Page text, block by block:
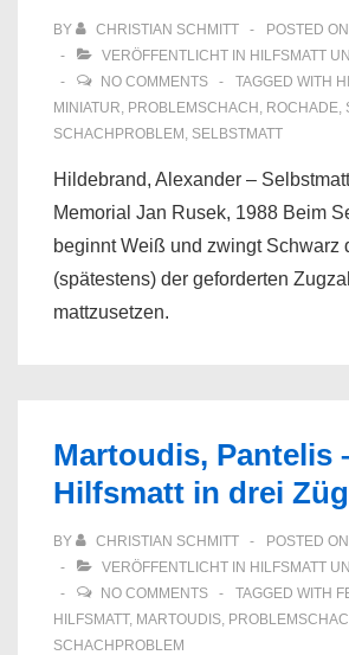
BY CHRISTIAN SCHMITT POSTED ON
VERÖFFENTLICHT IN HILFSMATT
NO COMMENTS
TAGGED WITH
MINIATUR, PROBLEMSCHACH , ROCHADE,
SCHACHPROBLEM , SELBSTMATT
Hildebrand, Alexander –
Memorial Jan Rusek, 1988 Beim
beginnt Weiß und zwingt Schwarz
(spätestens) der geforderten
mattzusetzen.
Martoudis, Pantelis
Hilfsmatt in drei
BY CHRISTIAN SCHMITT POSTED ON
VERÖFFENTLICHT IN HILFSMATT
NO COMMENTS
TAGGED WITH
HILFSMATT, MARTOUDIS,
SCHACHPROBLEM